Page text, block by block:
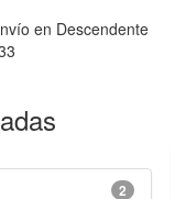
en Descendente
2